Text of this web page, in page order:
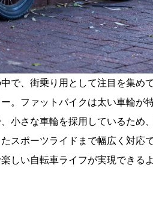
で、街乗り用として注目を集め
。ファットバイクは太い車輪が
小さな車輪を採用しているため
スポーツライドまで幅広く対応
しい自転車ライフが実現できる